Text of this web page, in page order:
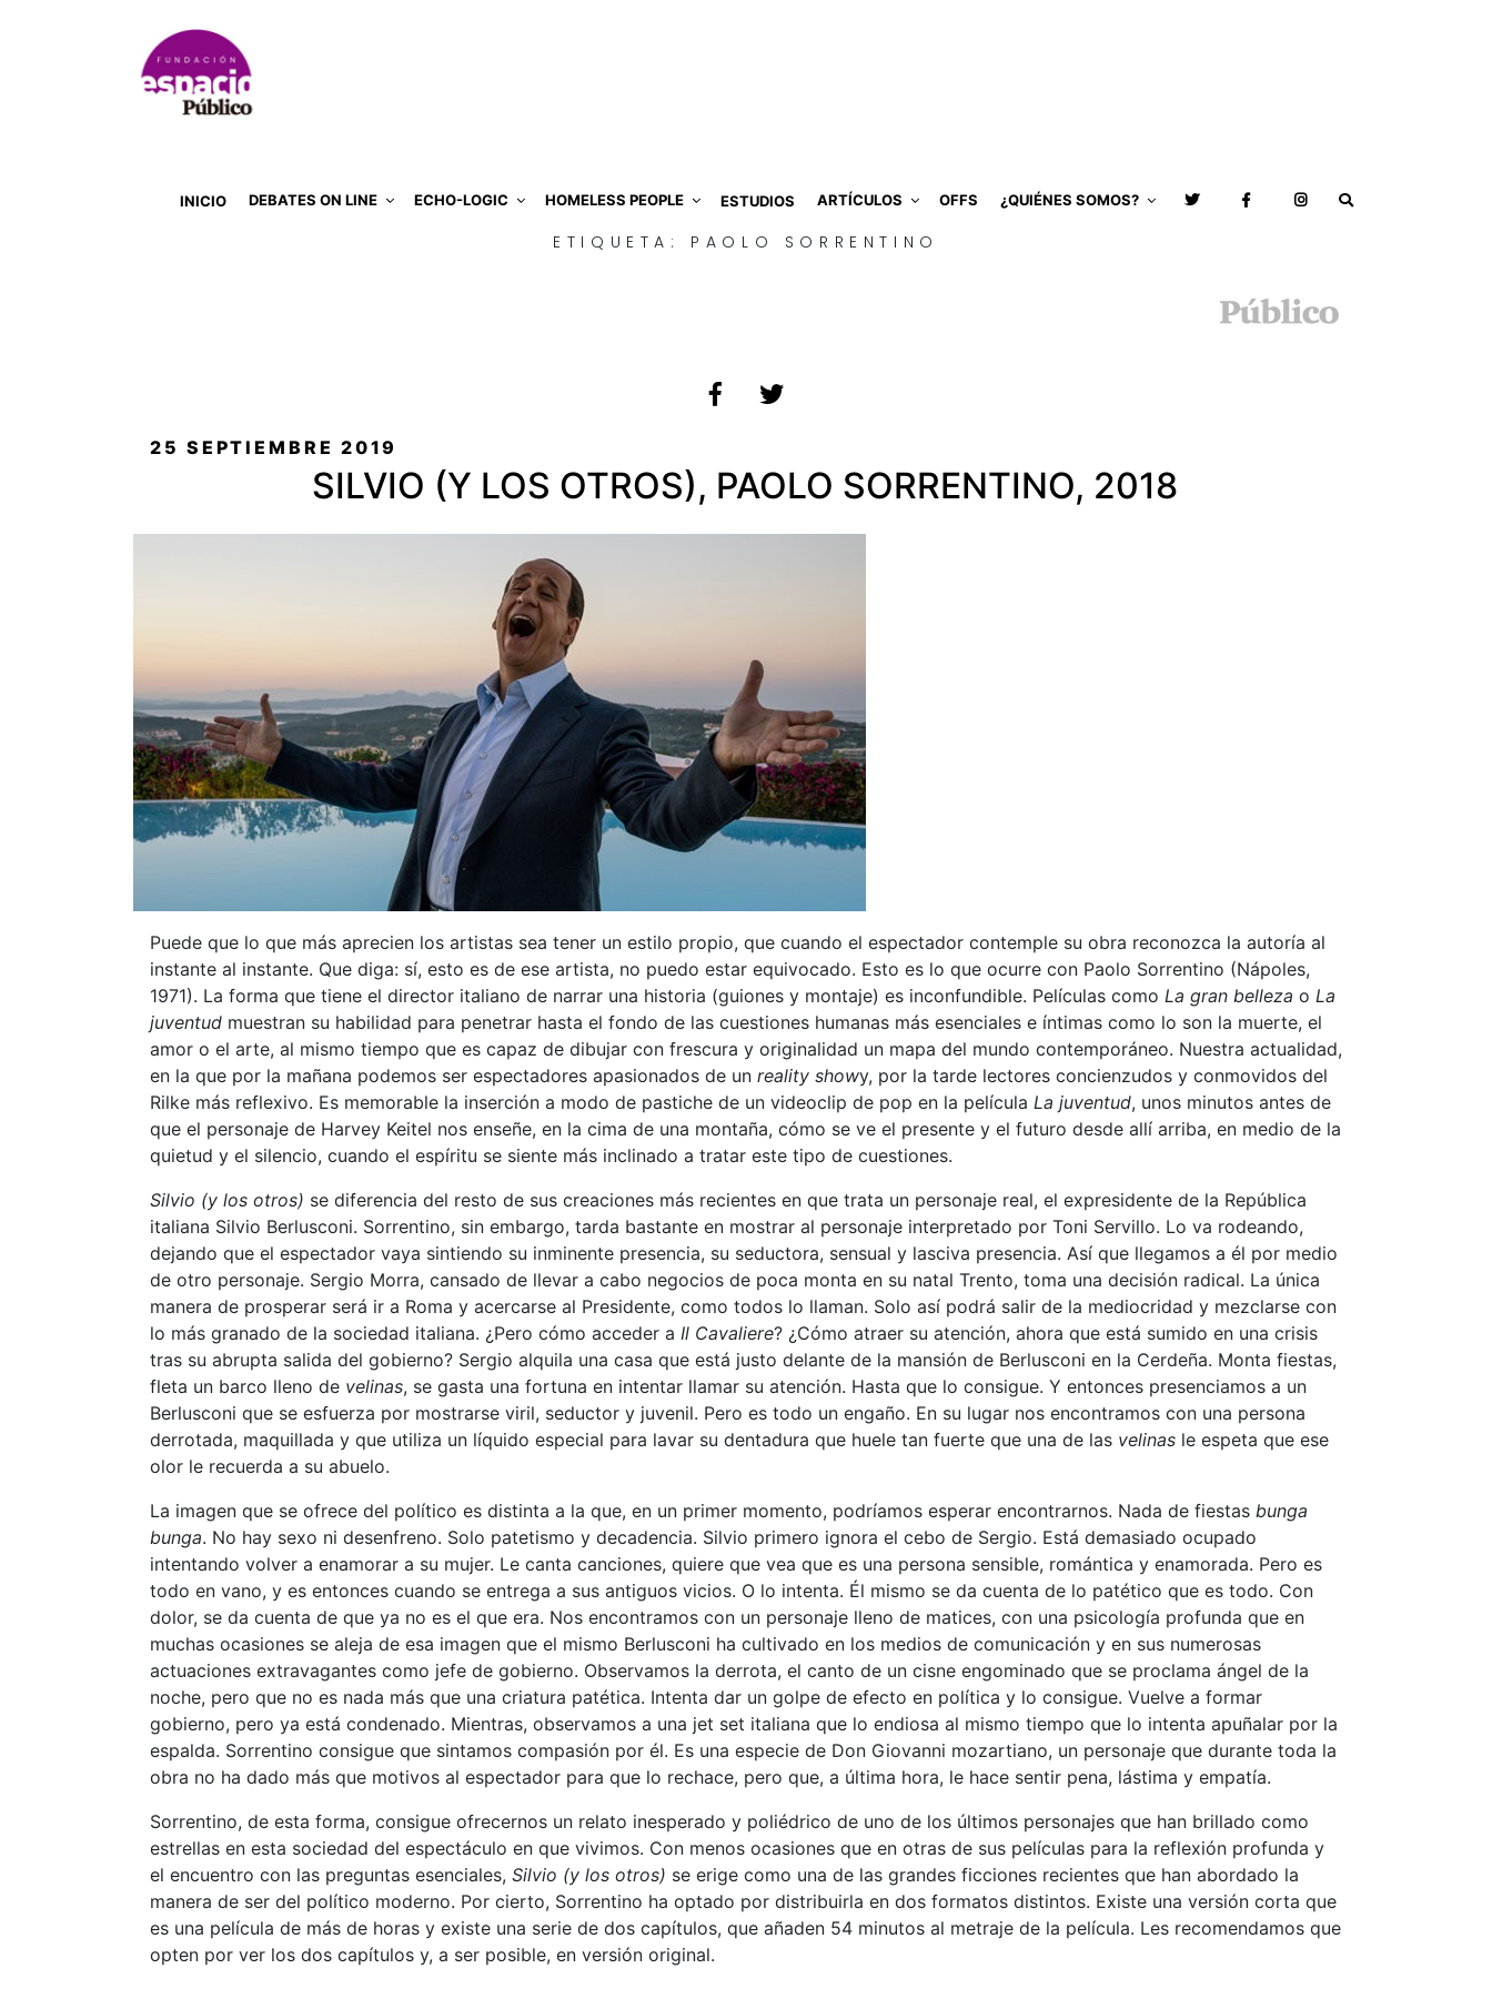
INICIO DEBATES ON LINE ECHO-LOGIC HOMELESS PEOPLE ESTUDIOS ARTÍCULOS OFFS ¿QUIÉNES SOMOS?
ETIQUETA: PAOLO SORRENTINO
PUBLICADO
25 SEPTIEMBRE 2019
SILVIO (Y LOS OTROS), PAOLO SORRENTINO, 2018
Puede que lo que más aprecien los artistas sea tener un estilo propio, que cuando el espectador contemple su obra reconozca la autoría al
instante al instante. Que diga: sí, esto es de ese artista, no puedo estar equivocado. Esto es lo que ocurre con Paolo Sorrentino (Nápoles,
1971). La forma que tiene el director italiano de narrar una historia (guiones y montaje) es inconfundible. Películas como La gran belleza o La
juventud muestran su habilidad para penetrar hasta el fondo de las cuestiones humanas más esenciales e íntimas como lo son la muerte, el
amor o el arte, al mismo tiempo que es capaz de dibujar con frescura y originalidad un mapa del mundo contemporáneo. Nuestra actualidad,
en la que por la mañana podemos ser espectadores apasionados de un reality showy, por la tarde lectores concienzudos y conmovidos del
Rilke más reflexivo. Es memorable la inserción a modo de pastiche de un videoclip de pop en la película La juventud, unos minutos antes de
que el personaje de Harvey Keitel nos enseñe, en la cima de una montaña, cómo se ve el presente y el futuro desde allí arriba, en medio de la
quietud y el silencio, cuando el espíritu se siente más inclinado a tratar este tipo de cuestiones.
Silvio (y los otros) se diferencia del resto de sus creaciones más recientes en que trata un personaje real, el expresidente de la República
italiana Silvio Berlusconi. Sorrentino, sin embargo, tarda bastante en mostrar al personaje interpretado por Toni Servillo. Lo va rodeando,
dejando que el espectador vaya sintiendo su inminente presencia, su seductora, sensual y lasciva presencia. Así que llegamos a él por medio
de otro personaje. Sergio Morra, cansado de llevar a cabo negocios de poca monta en su natal Trento, toma una decisión radical. La única
manera de prosperar será ir a Roma y acercarse al Presidente, como todos lo llaman. Solo así podrá salir de la mediocridad y mezclarse con
lo más granado de la sociedad italiana. ¿Pero cómo acceder a Il Cavaliere? ¿Cómo atraer su atención, ahora que está sumido en una crisis
tras su abrupta salida del gobierno? Sergio alquila una casa que está justo delante de la mansión de Berlusconi en la Cerdeña. Monta fiestas,
fleta un barco lleno de velinas, se gasta una fortuna en intentar llamar su atención. Hasta que lo consigue. Y entonces presenciamos a un
Berlusconi que se esfuerza por mostrarse viril, seductor y juvenil. Pero es todo un engaño. En su lugar nos encontramos con una persona
derrotada, maquillada y que utiliza un líquido especial para lavar su dentadura que huele tan fuerte que una de las velinas le espeta que ese
olor le recuerda a su abuelo.
La imagen que se ofrece del político es distinta a la que, en un primer momento, podríamos esperar encontrarnos. Nada de fiestas bunga
bunga. No hay sexo ni desenfreno. Solo patetismo y decadencia. Silvio primero ignora el cebo de Sergio. Está demasiado ocupado
intentando volver a enamorar a su mujer. Le canta canciones, quiere que vea que es una persona sensible, romántica y enamorada. Pero es
todo en vano, y es entonces cuando se entrega a sus antiguos vicios. O lo intenta. Él mismo se da cuenta de lo patético que es todo. Con
dolor, se da cuenta de que ya no es el que era. Nos encontramos con un personaje lleno de matices, con una psicología profunda que en
muchas ocasiones se aleja de esa imagen que el mismo Berlusconi ha cultivado en los medios de comunicación y en sus numerosas
actuaciones extravagantes como jefe de gobierno. Observamos la derrota, el canto de un cisne engominado que se proclama ángel de la
noche, pero que no es nada más que una criatura patética. Intenta dar un golpe de efecto en política y lo consigue. Vuelve a formar
gobierno, pero ya está condenado. Mientras, observamos a una jet set italiana que lo endiosa al mismo tiempo que lo intenta apuñalar por la
espalda. Sorrentino consigue que sintamos compasión por él. Es una especie de Don Giovanni mozartiano, un personaje que durante toda la
obra no ha dado más que motivos al espectador para que lo rechace, pero que, a última hora, le hace sentir pena, lástima y empatía.
Sorrentino, de esta forma, consigue ofrecernos un relato inesperado y poliédrico de uno de los últimos personajes que han brillado como
estrellas en esta sociedad del espectáculo en que vivimos. Con menos ocasiones que en otras de sus películas para la reflexión profunda y
el encuentro con las preguntas esenciales, Silvio (y los otros) se erige como una de las grandes ficciones recientes que han abordado la
manera de ser del político moderno. Por cierto, Sorrentino ha optado por distribuirla en dos formatos distintos. Existe una versión corta que
es una película de más de horas y existe una serie de dos capítulos, que añaden 54 minutos al metraje de la película. Les recomendamos que
opten por ver los dos capítulos y, a ser posible, en versión original.